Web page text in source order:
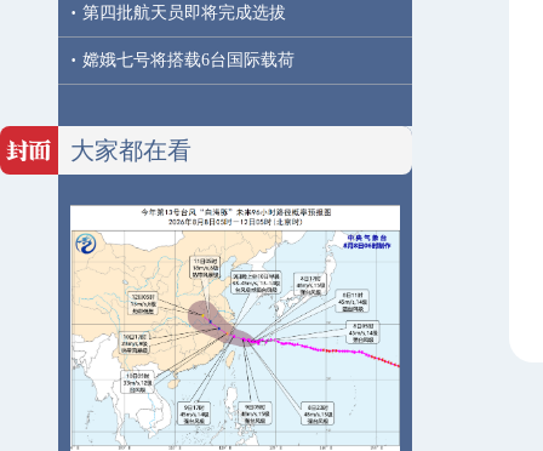
· 第四批航天员即将完成选拔
· 嫦娥七号将搭载6台国际载荷
大家都在看